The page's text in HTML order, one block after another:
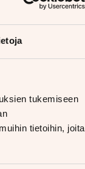
tukemiseen
tietoihin, joita